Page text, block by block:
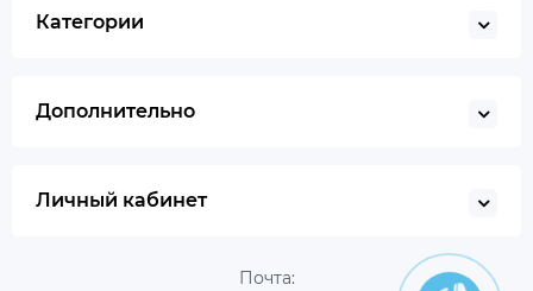
Категории
Дополнительно
Личный кабинет
Почта: